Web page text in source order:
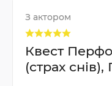
З актором
Квест
(страх